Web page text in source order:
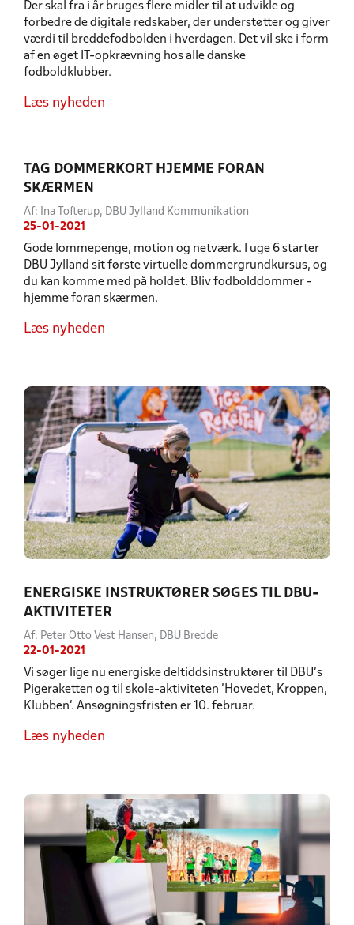
Der skal fra i år bruges flere midler til at udvikle og
forbedre de digitale redskaber, der understøtter og giver
værdi til breddefodbolden i hverdagen. Det vil ske i form
af en øget IT-opkrævning hos alle danske
fodboldklubber.
Læs nyheden
TAG DOMMERKORT HJEMME FORAN
SKÆRMEN
Af: Ina Tofterup, DBU Jylland Kommunikation
25-01-2021
Gode lommepenge, motion og netværk. I uge 6 starter
DBU Jylland sit første virtuelle dommergrundkursus, og
du kan komme med på holdet. Bliv fodbolddommer -
hjemme foran skærmen.
Læs nyheden
ENERGISKE INSTRUKTØRER SØGES TIL DBU-
AKTIVITETER
Af: Peter Otto Vest Hansen, DBU Bredde
22-01-2021
Vi søger lige nu energiske deltiddsinstruktører til DBU's
Pigeraketten og til skole-aktiviteten 'Hovedet, Kroppen,
Klubben'. Ansøgningsfristen er 10. februar.
Læs nyheden